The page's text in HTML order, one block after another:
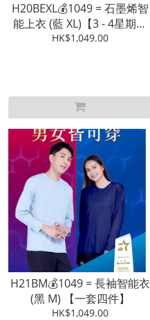
H20BEXL💰1049 = 石墨烯智
能上衣 (藍 XL)【3 - 4星期發
貨】
HK$1,049.00
H21BM💰1049 = 長袖智能衣
(黑 M) 【一套四件】
HK$1,049.00